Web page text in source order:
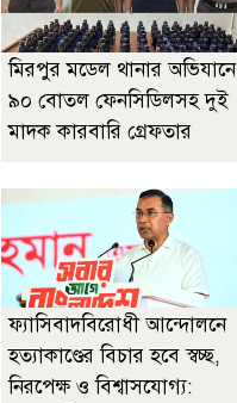
মিরপুর মডেল থানার অভিযানে
৯০ বোতল ফেনসিডিলসহ দুই
মাদক কারবারি গ্রেফতার
ফ্যাসিবাদবিরোধী আন্দোলনে
হত্যাকাণ্ডের বিচার হবে স্বচ্ছ,
নিরপেক্ষ ও বিশ্বাসযোগ্য: